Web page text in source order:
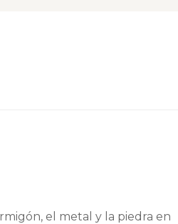
el metal y la piedra en